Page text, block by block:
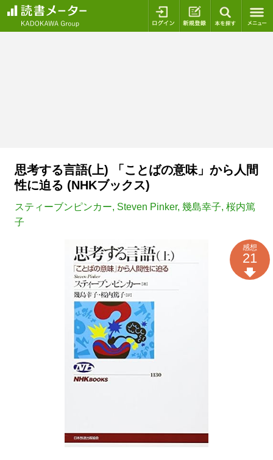
ログイン 新規登録
思考する言語(上) 「ことばの意味」から人間
性に迫る (NHKブックス)
スティーブンピンカー, Steven Pinker, 幾島幸子, 桜内篤
子
感想
21